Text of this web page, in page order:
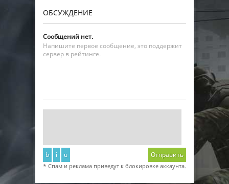
ОБСУЖДЕНИЕ
Сообщений нет.
Напишите первое сообщение, это поддержит
сервер в рейтинге.
b i u Отправить
* Спам и реклама приведут к блокировке аккаунта.